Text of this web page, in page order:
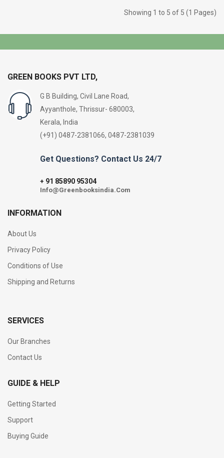
Showing 1 to 5 of 5 (1 Pages)
GREEN BOOKS PVT LTD,
G B Building, Civil Lane Road,
Ayyanthole, Thrissur- 680003,
Kerala, India
(+91) 0487-2381066, 0487-2381039
Get Questions? Contact Us 24/7
+ 91 85890 95304
Info@Greenbooksindia.Com
INFORMATION
About Us
Privacy Policy
Conditions of Use
Shipping and Returns
SERVICES
Our Branches
Contact Us
GUIDE & HELP
Getting Started
Support
Buying Guide